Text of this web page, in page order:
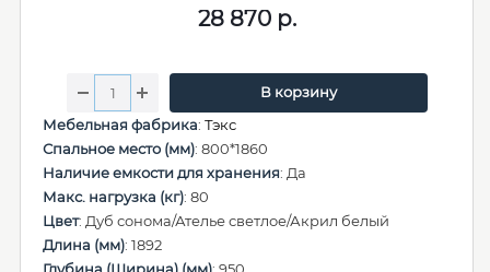
28 870 р.
В корзину
Мебельная фабрика: Тэкс
Спальное место (мм): 800*1860
Наличие емкости для хранения: Да
Макс. нагрузка (кг): 80
Цвет: Дуб сонома/Ателье светлое/Акрил белый
Длина (мм): 1892